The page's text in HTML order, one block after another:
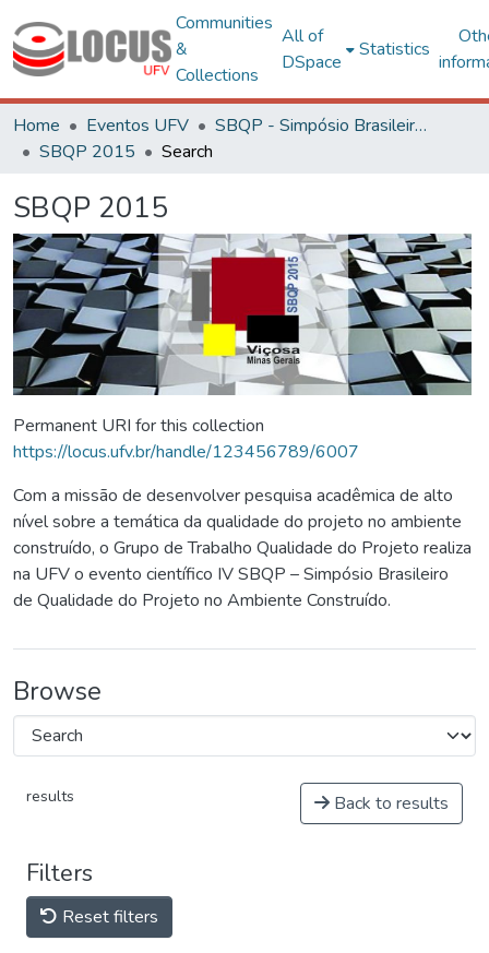
Communities
&
Collections
All of
DSpace
Statistics
Home Eventos UFV
SBQP - Simpósio Brasileiro de Qualidade do Projeto no Ambiente Construído
SBQP 2015
Search
SBQP 2015
Permanent URI for this collection
https://locus.ufv.br/handle/123456789/6007
Com a missão de desenvolver pesquisa acadêmica de alto
nível sobre a temática da qualidade do projeto no ambiente
construído, o Grupo de Trabalho Qualidade do Projeto realiza
na UFV o evento científico IV SBQP – Simpósio Brasileiro
de Qualidade do Projeto no Ambiente Construído.
Browse
results Back to results
Filters
Reset filters